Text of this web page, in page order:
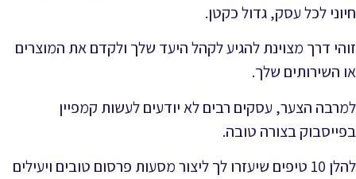
חיוני לכל עסק, גדול כקטן.
זוהי דרך מצוינת להגיע לקהל היעד שלך ולקדם את המוצרים
או השירותים שלך.
למרבה הצער, עסקים רבים לא יודעים לעשות קמפיין
בפייסבוק בצורה טובה.
להלן 10 טיפים שיעזרו לך ליצור מסעות פרסום טובים ויעילים